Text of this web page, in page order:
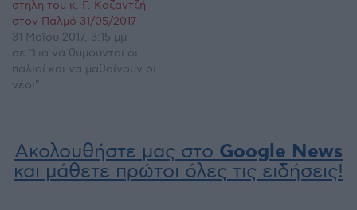
στήλη του κ. Γ. Καζαντζή
στον Παλμό 31/05/2017
31 Μαΐου 2017, 3:15 μμ
σε "Για να θυμούνται οι
παλιοί και να μαθαίνουν οι
νέοι"
Ακολουθήστε μας στο Google News
και μάθετε πρώτοι όλες τις ειδήσεις!